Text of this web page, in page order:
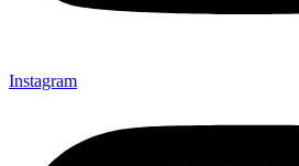
Instagram